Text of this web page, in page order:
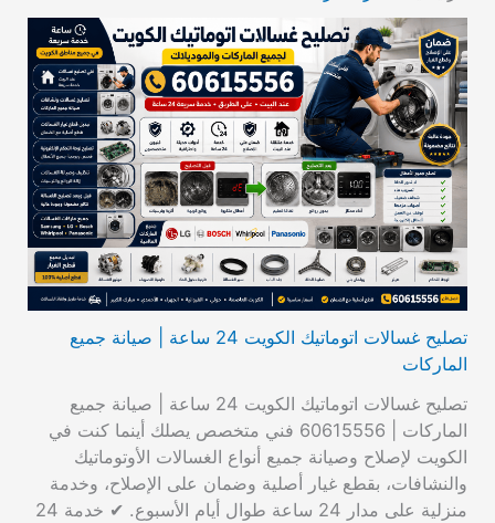
تصليح غسالات اتوماتيك الكويت 24 ساعة | صيانة جميع
الماركات
تصليح غسالات اتوماتيك الكويت 24 ساعة | صيانة جميع
الماركات | 60615556 فني متخصص يصلك أينما كنت في
الكويت لإصلاح وصيانة جميع أنواع الغسالات الأوتوماتيك
والنشافات، بقطع غيار أصلية وضمان على الإصلاح، وخدمة
منزلية على مدار 24 ساعة طوال أيام الأسبوع. ✔ خدمة 24